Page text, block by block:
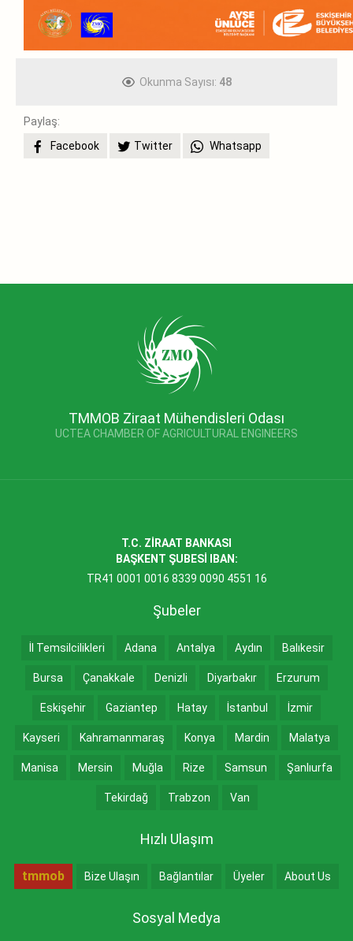
Okunma Sayısı: 48
Paylaş:
Facebook
Twitter Whatsapp
TMMOB Ziraat Mühendisleri Odası
UCTEA CHAMBER OF AGRICULTURAL ENGINEERS
T.C. ZİRAAT BANKASI
BAŞKENT ŞUBESİ IBAN:
TR41 0001 0016 8339 0090 4551 16
Şubeler
İl Temsilcilikleri Adana Antalya Aydın Balıkesir
Bursa Çanakkale Denizli Diyarbakır Erzurum
Eskişehir Gaziantep Hatay İstanbul İzmir
Kayseri Kahramanmaraş Konya Mardin Malatya
Manisa Mersin Muğla Rize Samsun Şanlıurfa
Tekirdağ Trabzon Van
Hızlı Ulaşım
tmmob Bize Ulaşın Bağlantılar Üyeler About Us
Sosyal Medya